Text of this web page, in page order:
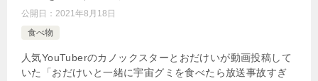
公開日： 2021年8月18日
食べ物
人気YouTuberのカノックスターとおだけいが動画投稿して
いた「おだけいと一緒に宇宙グミを食べたら放送事故すぎ